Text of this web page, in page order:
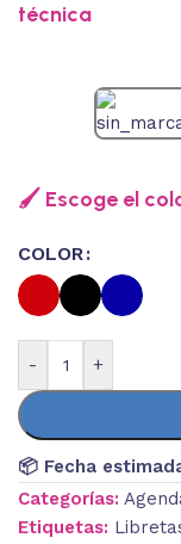
técnica
🖌️ Escoge el
COLOR
- +
📦 Fecha
Categorías:
Etiquetas: